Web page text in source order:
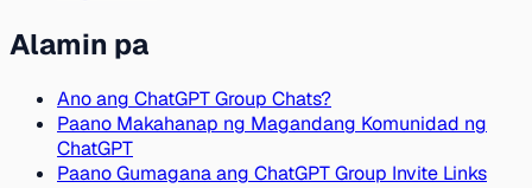
Alamin pa
Ano ang ChatGPT Group Chats?
Paano Makahanap ng Magandang Komunidad ng
ChatGPT
Paano Gumagana ang ChatGPT Group Invite Links